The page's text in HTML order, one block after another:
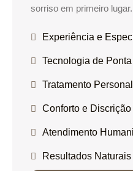
sorriso em primeiro lugar.
Experiência e
Tecnologia de Ponta
Tratamento
Conforto e Discrição
Atendimento
Resultados Naturais